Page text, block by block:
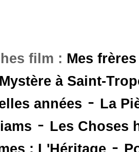
film : Mes
Mystère à Saint-
années - La
- Les Choses
: L'Héritage -